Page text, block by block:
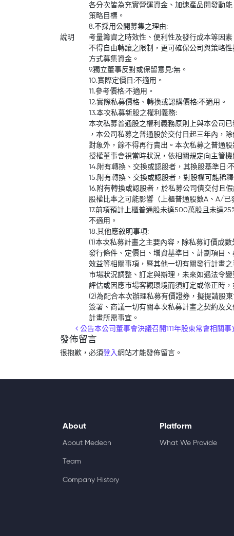
說明
各分次皆為充實營運資金、加速產品開發動
策略目標。
8.不採用公開募集之理由:
考量籌資之時效性、便利性及發行成本等因
不得自由轉讓之限制，更可確保公司與策略
方式募集資金。
9.獨立董事反對或保留意見:無。
10.實際定價日:不適用。
11.參考價格:不適用。
12.實際私募價格、轉換或認購價格:不適用。
13.本次私募新股之權利義務:
本次私募普通股之權利義務原則上與本公司
，本公司私募之普通股於交付日起三年內，
對象外，餘不得再行賣出。本次私募之普通
授權董事會視當時狀況，依相關規定向主管
14.附有轉換、交換或認股者，其換股基準日:
15.附有轉換、交換或認股者，對股權可能稀釋
16.附有轉換或認股者，於私募公司債交付且
股權比率之可能影響（上櫃普通股數A、A/已
17.前項預計上櫃普通股未達500萬股且未達
不適用。
18.其他應敘明事項:
(1)本次私募計畫之主要內容，除私募訂價成
發行條件、定價日、增資基準日、計劃項目
效益等相關事項，暨其他一切有關發行計畫
市場狀況調整、訂定與辦理，未來如遇法令
評估或因應市場客觀環境而須訂定或修正時
(2)為配合本次辦理私募有價證券，擬提請股
簽署、商議一切有關本次私募計畫之契約及
計畫所需事宜。
Post navigation
公告本公司董事會決議召開111年股東常會相關事
發佈留言
很抱歉，必須登入網站才能發佈留言。
About
About Medeon
Team
Company History
Platform
What We Provide